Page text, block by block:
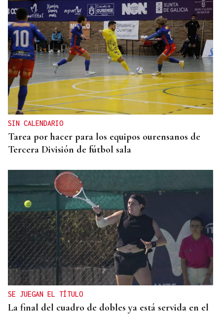
SIN CALENDARIO
Tarea por hacer para los equipos ourensanos de
Tercera División de fútbol sala
SE JUEGAN EL TÍTULO
La final del cuadro de dobles ya está servida en el